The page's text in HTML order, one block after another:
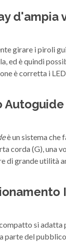
d'ampia
girare i piroli
ed è quindi
è corretta i
è un sistema che
corda (G), una
di grande utilità
si adatta
parte del